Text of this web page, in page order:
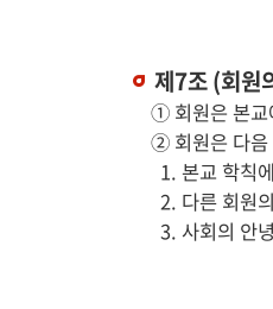
제7조 (회원
① 회원은 본교
② 회원은 다음
1. 본교 학칙
2. 다른 회원
3. 사회의 안